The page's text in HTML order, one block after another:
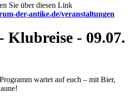
Sie über diesen Link
der-antike.de/veranstaltungen
- 09.07.
wartet auf euch – mit Bier,